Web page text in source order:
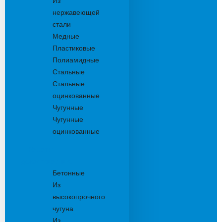
нержавеющей
стали
Медные
Пластиковые
Полиамидные
Стальные
Стальные
оцинкованные
Чугунные
Чугунные
оцинкованные
Бетонные
Из
высокопрочного
чугуна